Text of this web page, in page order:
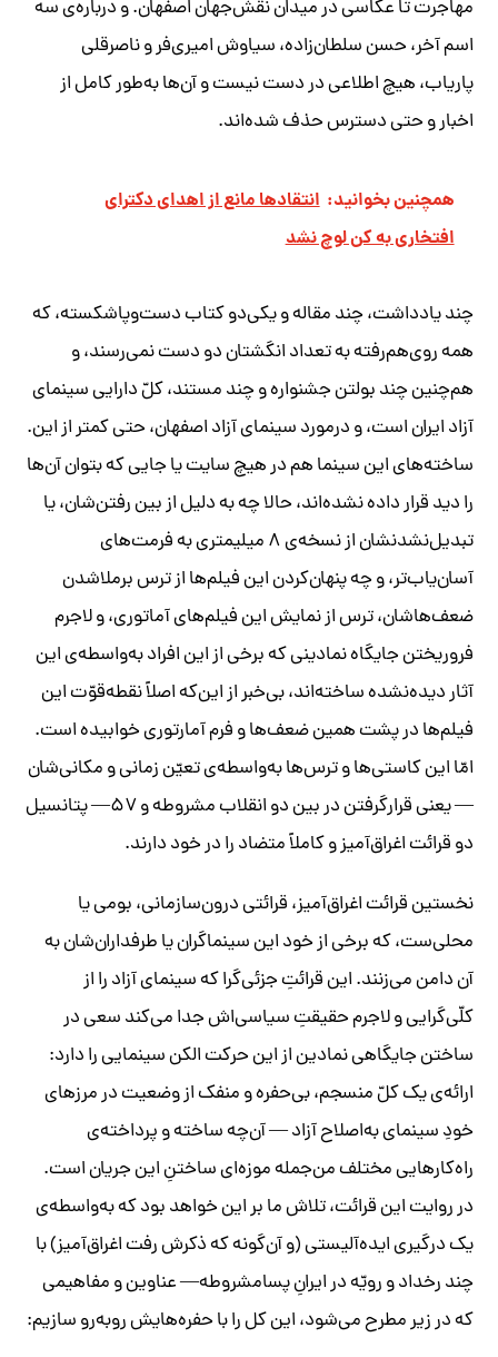
مهاجرت تا عکاسی در میدان نقش‌جهان اصفهان. و درباره‌ی سه
اسم آخر، حسن سلطان‌زاده، سیاوش امیری‌فر و ناصرقلی
پاریاب، هیچ اطلاعی در دست نیست و آن‌ها به‌طور کامل از
اخبار و حتی دسترس حذف شده‌اند.
همچنین بخوانید: انتقاد‌ها مانع از اهدای دکترای
افتخاری به کن لوچ نشد
چند یادداشت، چند مقاله و یکی‌دو کتاب دست‌وپاشکسته، که
همه روی‌هم‌رفته به تعداد انگشتان دو دست نمی‌رسند، و
هم‌چنین چند بولتن جشنواره و چند مستند، کلّ دارایی سینمای
آزاد ایران است، و درمورد سینمای آزاد اصفهان، حتی کمتر از این.
ساخته‌های این سینما هم در هیچ سایت یا جایی که بتوان آن‌ها
را دید قرار داده نشده‌اند، حالا چه به دلیل از بین رفتن‌شان، یا
تبدیل‌نشدنشان از نسخه‌ی ۸ میلیمتری به فرمت‌های
آسان‌یاب‌تر، و چه پنهان‌کردن این فیلم‌ها از ترس برملاشدن
ضعف‌ها‌شان، ترس از نمایش این فیلم‌های آماتوری، و لاجرم
فروریختن جایگاه نمادینی که برخی از این افراد به‌واسطه‌ی این
آثار دیده‌نشده ساخته‌اند، بی‌خبر از این‌که اصلاً نقطه‌قوّت این
فیلم‌ها در پشت همین ضعف‌ها و فرم آمارتوری خوابیده است.
امّا این کاستی‌ها و ترس‌ها به‌واسطه‌ی تعیّن زمانی و مکانی‌شان
—یعنی قرارگرفتن در بین دو انقلاب مشروطه و ۵۷ —پتانسیل
دو قرائت اغراق‌آمیز و کاملاً متضاد را در خود دارند.
نخستین قرائت اغراق‌آمیز، قرائتی درون‌سازمانی، بومی یا
محلی‌ست، که برخی از خود این سینماگران یا طرفداران‌شان به
آن دامن می‌زنند. این قرائتِ جزئی‌گرا که سینمای آزاد را از
کلّی‌گرایی و لاجرم حقیقتِ سیاسی‌اش جدا می‌کند سعی در
ساختن جایگاهی نمادین از این حرکت الکن سینمایی را دارد:
ارائه‌ی یک کلّ منسجم، بی‌حفره و منفک از وضعیت در مرزهای
خودِ سینمای به‌اصلاح آزاد—آن‌چه ساخته و پرداخته‌ی
راه‌کارهایی مختلف من‌جمله موزه‌ای ساختنِ این جریان است.
در روایت این قرائت، تلاش ما بر این خواهد بود که به‌واسطه‌ی
یک درگیری ایده‌آلیستی (و آن‌گونه که ذکرش رفت اغراق‌آمیز) با
چند رخداد و رویّه در ایرانِ پسامشروطه—عناوین و مفاهیمی
که در زیر مطرح می‌شود، این کل را با حفره‌هایش روبه‌روسازیم: